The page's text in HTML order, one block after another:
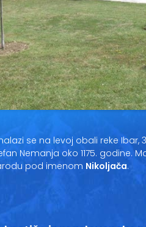
se na levoj obali reke Ibar,
Nemanja oko 1175. godine.
pod imenom Nikoljača.